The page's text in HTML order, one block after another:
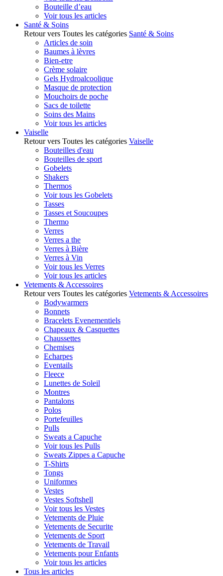
Bouteille d’eau
Voir tous les articles
Santé & Soins
Retour vers Toutes les catégories Santé & Soins
Articles de soin
Baumes à lèvres
Bien-etre
Crème solaire
Gels Hydroalcoolique
Masque de protection
Mouchoirs de poche
Sacs de toilette
Soins des Mains
Voir tous les articles
Vaiselle
Retour vers Toutes les catégories Vaiselle
Bouteilles d'eau
Bouteilles de sport
Gobelets
Shakers
Thermos
Voir tous les Gobelets
Tasses
Tasses et Soucoupes
Thermo
Verres
Verres a the
Verres à Bière
Verres à Vin
Voir tous les Verres
Voir tous les articles
Vetements & Accessoires
Retour vers Toutes les catégories Vetements & Accessoires
Bodywarmers
Bonnets
Bracelets Evenementiels
Chapeaux & Casquettes
Chaussettes
Chemises
Echarpes
Eventails
Fleece
Lunettes de Soleil
Montres
Pantalons
Polos
Portefeuilles
Pulls
Sweats a Capuche
Voir tous les Pulls
Sweats Zippes a Capuche
T-Shirts
Tongs
Uniformes
Vestes
Vestes Softshell
Voir tous les Vestes
Vetements de Pluie
Vetements de Securite
Vetements de Sport
Vetements de Travail
Vetements pour Enfants
Voir tous les articles
Tous les articles